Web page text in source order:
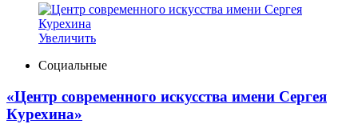
Увеличить
Социальные
«Центр современного искусства имени Сергея
Курехина»